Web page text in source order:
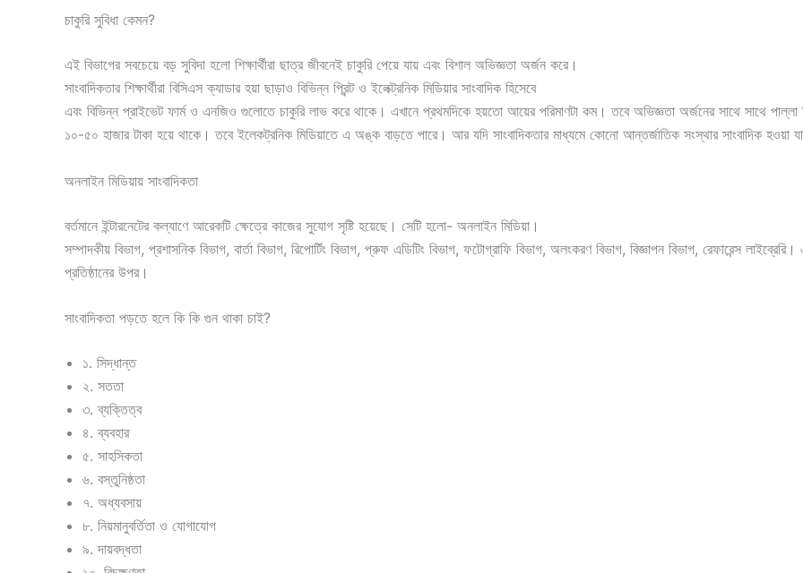
চাকুরি সুবিধা কেমন?
এই বিভাগের সবচেয়ে বড় সুবিদা হলো শিক্ষার্থীরা ছাত্র জীবনেই চাকুরি পেয়ে যায় এবং বিশাল অভিজ্ঞতা অর্জন করে।
সাংবাদিকতার শিক্ষার্থীরা বিসিএস ক্যাডার হয়া ছাড়াও বিভিন্ন প্রিন্ট ও ইলেক্ট্রনিক মিডিয়ার সাংবাদিক হিসেবে
এবং বিভিন্ন প্রাইভেট ফার্ম ও এনজিও গুলোতে চাকুরি লাভ করে থাকে। এখানে প্রথমদিকে হয়তো আয়ের পরিমাণটা কম। তবে অভিজ্ঞতা অর্জনের সাথে সাথে
১০-৫০ হাজার টাকা হয়ে থাকে। তবে ইলেকট্রনিক মিডিয়াতে এ অঙ্ক বাড়তে পারে। আর যদি সাংবাদিকতার মাধ্যমে কোনো আন্তর্জাতিক সংস্থার সাংবাদিক হওয়া
অনলাইন মিডিয়ায় সাংবাদিকতা
বর্তমানে ইন্টারনেটের কল্যাণে আরেকটি ক্ষেত্রে কাজের সুযোগ সৃষ্টি হয়েছে। সেটি হলো- অনলাইন মিডিয়া।
সম্পাদকীয় বিভাগ, প্রশাসনিক বিভাগ, বার্তা বিভাগ, রিপোর্টিং বিভাগ, প্রুফ এডিটিং বিভাগ, ফটোগ্রাফি বিভাগ, অলংকরণ বিভাগ, বিজ্ঞাপন বিভাগ, রেফারেন্স
প্রতিষ্ঠানের উপর।
সাংবাদিকতা পড়তে হলে কি কি গুন থাকা চাই?
১. সিদ্ধান্ত
২. সততা
৩. ব্যক্তিত্ব
৪. ব্যবহার
৫. সাহসিকতা
৬. বস্তুনিষ্ঠতা
৭. অধ্যবসায়
৮. নিয়মানুবর্তিতা ও যোগাযোগ
৯. দায়বদ্ধতা